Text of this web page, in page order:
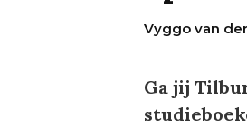
Vyggo van
Ga jij